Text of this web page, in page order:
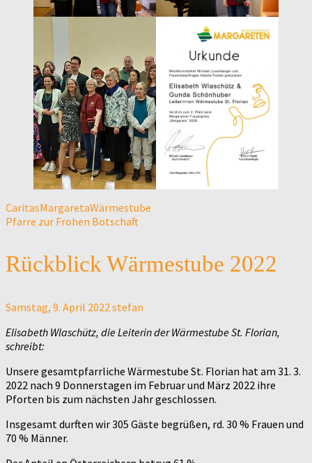
CaritasMargaretaWärmestube
Pfarre zur Frohen Botschaft
Rückblick Wärmestube 2022
Samstag, 9. April 2022stefan
Elisabeth Wlaschütz, die Leiterin der Wärmestube St. Florian,
schreibt:
Unsere gesamtpfarrliche Wärmestube St. Florian hat am 31. 3.
2022 nach 9 Donnerstagen im Februar und März 2022 ihre
Pforten bis zum nächsten Jahr geschlossen.
Insgesamt durften wir 305 Gäste begrüßen, rd. 30 % Frauen und
70 % Männer.